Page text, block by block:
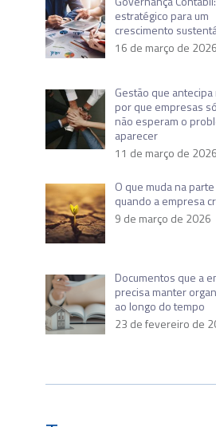
estratégico para um
crescimento
16 de março de 2026
Gestão que antecipa
por que empresas
não esperam o
aparecer
11 de março de 2026
O que muda na
quando a empresa
9 de março de 2026
Documentos que a
precisa manter
ao longo do tempo
23 de fevereiro de